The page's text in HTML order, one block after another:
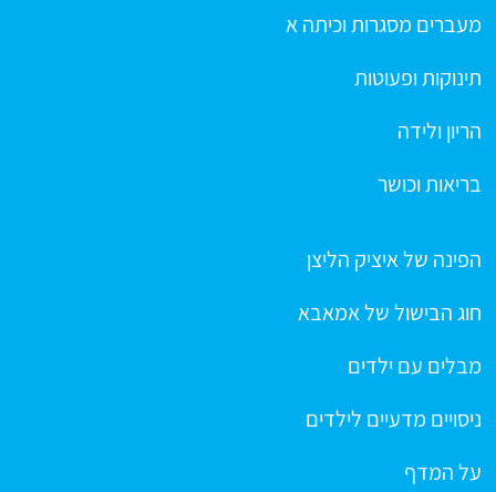
מעברים מסגרות וכיתה א
תינוקות ופעוטות
הריון ולידה
בריאות וכושר
הפינה של איציק הליצן
חוג הבישול של אמאבא
מבלים עם ילדים
ניסויים מדעיים לילדים
על המדף